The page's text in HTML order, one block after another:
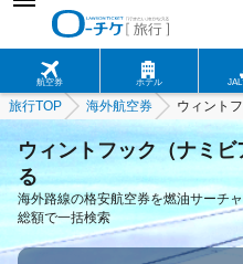
航空券 ホテル
旅行TOP 海外航空券 ウィント
ウィントフック（ナミ
る
海外路線の格安航空券を燃油サーチ
総額で一括検索